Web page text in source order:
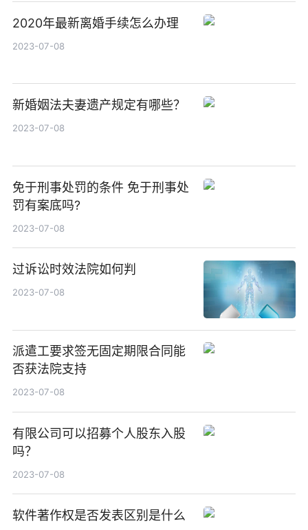
2020年最新离婚手续怎么办理
2023-07-08
新婚姻法夫妻遗产规定有哪些？
2023-07-08
免于刑事处罚的条件 免于刑事处
罚有案底吗?
2023-07-08
过诉讼时效法院如何判
2023-07-08
派遣工要求签无固定期限合同能
否获法院支持
2023-07-08
有限公司可以招募个人股东入股
吗？
2023-07-08
软件著作权是否发表区别是什么